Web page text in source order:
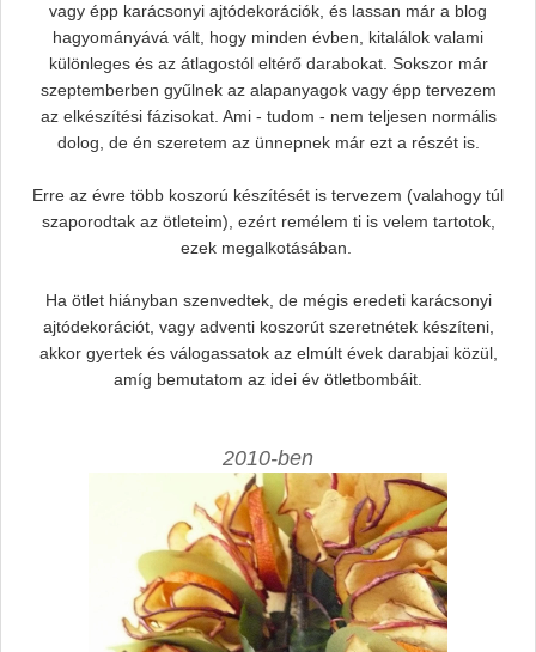
vagy épp karácsonyi ajtódekorációk, és lassan már a blog
hagyományává vált, hogy minden évben, kitalálok valami
különleges és az átlagostól eltérő darabokat. Sokszor már
szeptemberben gyűlnek az alapanyagok vagy épp tervezem
az elkészítési fázisokat. Ami - tudom - nem teljesen normális
dolog, de én szeretem az ünnepnek már ezt a részét is.
Erre az évre több koszorú készítését is tervezem (valahogy túl
szaporodtak az ötleteim), ezért remélem ti is velem tartotok,
ezek megalkotásában.
Ha ötlet hiányban szenvedtek, de mégis eredeti karácsonyi
ajtódekorációt, vagy adventi koszorút szeretnétek készíteni,
akkor gyertek és válogassatok az elmúlt évek darabjai közül,
amíg bemutatom az idei év ötletbombáit.
2010-ben